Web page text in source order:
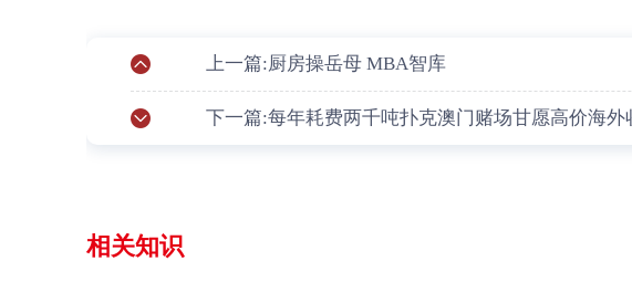
上一篇:厨房操岳母 MBA智库
下一篇:每年耗费两千吨扑克澳门赌场甘愿高价海外
相关知识